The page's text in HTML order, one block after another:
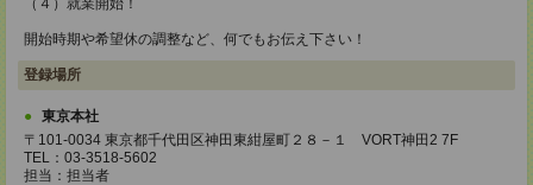
（４）就業開始！
開始時期や希望休の調整など、何でもお伝え下さい！
登録場所
東京本社
〒101-0034 東京都千代田区神田東紺屋町２８－１ VORT神田2 7F
TEL：03-3518-5602
担当：担当者